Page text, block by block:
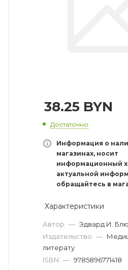
38.25 BYN
Достаточно
Информация о
магазинах, носит
информационный
актуальной
обращайтесь в
Характеристики
Автор — Эдвард И.
Издательство —
литерату
ISBN — 9785896771418